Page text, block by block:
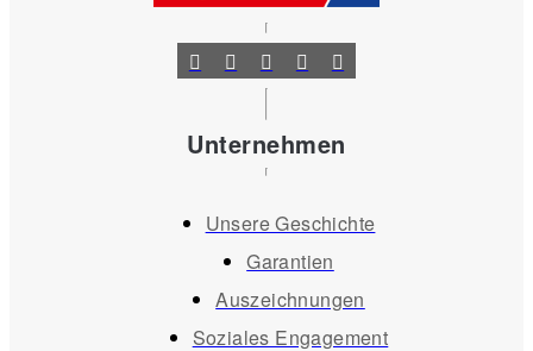
Unternehmen
Unsere Geschichte
Garantien
Auszeichnungen
Soziales Engagement